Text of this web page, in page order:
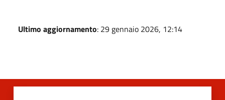
Ultimo aggiornamento: 29 gennaio 2026, 12:14